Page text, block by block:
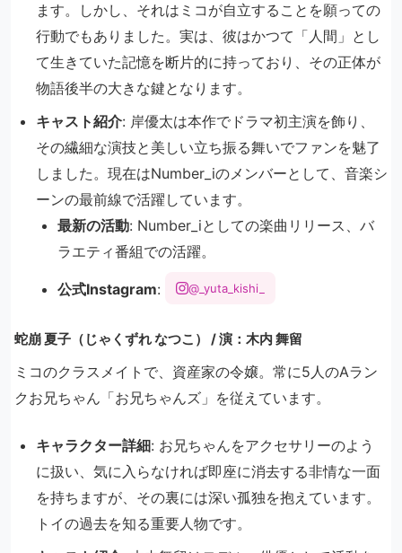
ます。しかし、それはミコが自立することを願っての
行動でもありました。実は、彼はかつて「人間」とし
て生きていた記憶を断片的に持っており、その正体が
物語後半の大きな鍵となります。
キャスト紹介: 岸優太は本作でドラマ初主演を飾り、
その繊細な演技と美しい立ち振る舞いでファンを魅了
しました。現在はNumber_iのメンバーとして、音楽シ
ーンの最前線で活躍しています。
最新の活動: Number_iとしての楽曲リリース、バ
ラエティ番組での活躍。
公式Instagram: @_yuta_kishi_
蛇崩 夏子（じゃくずれ なつこ） / 演：木内 舞留
ミコのクラスメイトで、資産家の令嬢。常に5人のAラン
クお兄ちゃん「お兄ちゃんズ」を従えています。
キャラクター詳細: お兄ちゃんをアクセサリーのよう
に扱い、気に入らなければ即座に消去する非情な一面
を持ちますが、その裏には深い孤独を抱えています。
トイの過去を知る重要人物です。